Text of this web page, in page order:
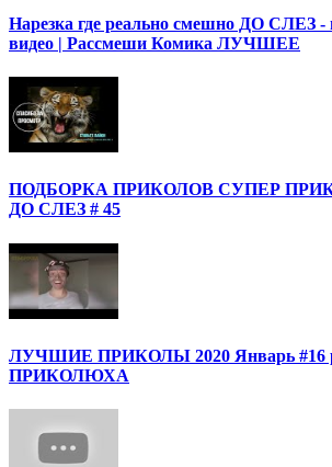
Нарезка где реально смешно ДО СЛЕЗ -
видео | Рассмеши Комика ЛУЧШЕЕ
ПОДБОРКА ПРИКОЛОВ СУПЕР
ДО СЛЕЗ # 45
ЛУЧШИЕ ПРИКОЛЫ 2020 Январь #16
ПРИКОЛЮХА